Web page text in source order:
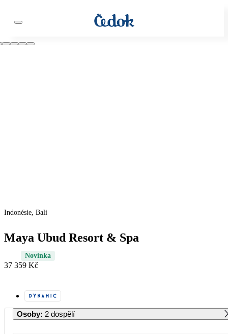
Indonésie, Bali
Maya Ubud Resort & Spa
Novinka
37 359 Kč
Osoby: 2 dospělí